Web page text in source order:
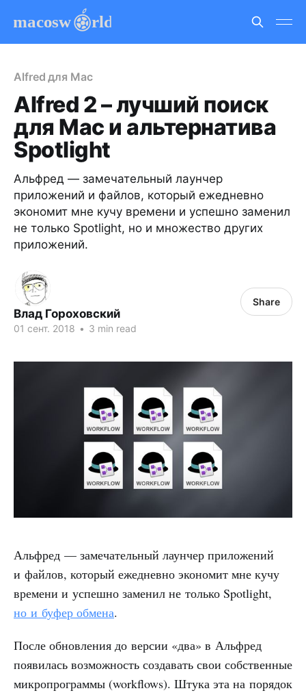
Alfred для Mac
Alfred 2 – лучший поиск
для Mac и альтернатива
Spotlight
Альфред — замечательный лаунчер
приложений и файлов, который ежедневно
экономит мне кучу времени и успешно заменил
не только Spotlight, но и множество других
приложений.
Влад Гороховский
01 сент. 2018 • 3 min read
Share
Альфред — замечательный лаунчер приложений
и файлов, который ежедневно экономит мне кучу
времени и успешно заменил не только Spotlight,
но и буфер обмена.
После обновления до версии «два» в Альфред
появилась возможность создавать свои собственные
микропрограммы (workflows). Штука эта на порядок